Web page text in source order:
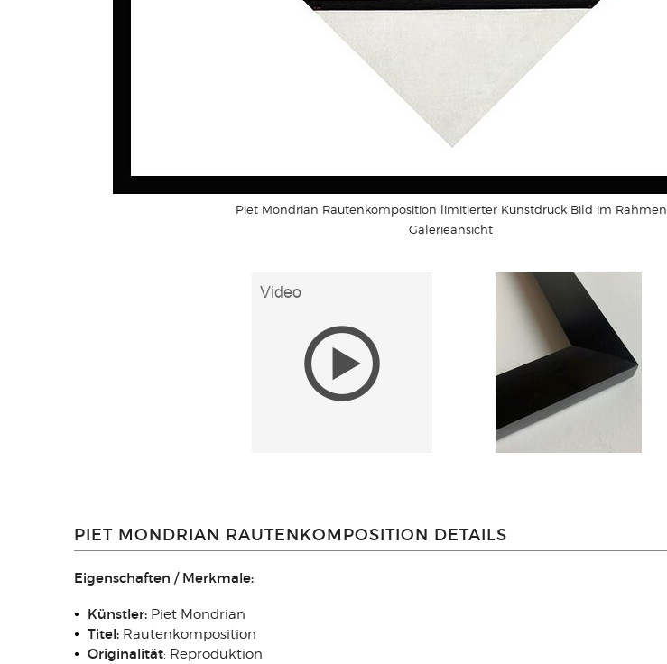
Piet Mondrian Rautenkomposition limitierter Kunstdruck Bild im Rahmen
Galerieansicht
PIET MONDRIAN RAUTENKOMPOSITION DETAILS
Eigenschaften / Merkmale:
Künstler: Piet Mondrian
Titel: Rautenkomposition
Originalität: Reproduktion